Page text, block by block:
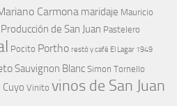
Carmona maridaje Mauricio
de San Juan Pastelero
Pocito Portho restó y café El Lagar 1949
Sauvignon Blanc Simon Tornello
Vinito vinos de San Juan